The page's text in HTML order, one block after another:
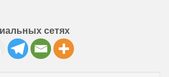
сетях